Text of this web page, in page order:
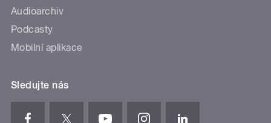
Audioarchiv
Podcasty
Mobilní aplikace
Sledujte nás